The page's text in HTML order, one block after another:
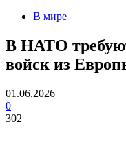
В мире
В НАТО
войск из
01.06.2026
0
302